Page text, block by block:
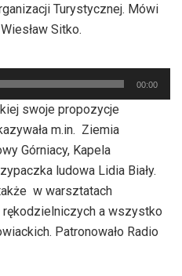
Turystycznej. Mówi
Sitko.
00:00
swoje propozycje
m.in. Ziemia
Górniacy, Kapela
ludowa Lidia Biały.
w warsztatach
rękodzielniczych a wszystko
Patronowało Radio